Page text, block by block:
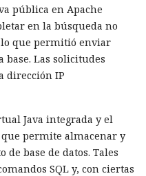
de la carga útil
de precarga, un
la herramienta de
muestra los
con soporte de
propios de manejo de
de popularidad de
Remix, Astro y Gatsby
pública en Apache
en la búsqueda no
que permitió enviar
base. Las solicitudes
dirección IP
Java integrada y el
que permite almacenar y
de base de datos. Tales
SQL y, con ciertas